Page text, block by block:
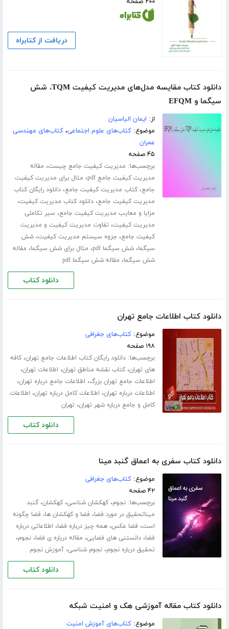
دریافت از کتابراه
دانلود کتاب مقایسه مدل‌های مدیریت کیفیت TQM، شش
سیگما و EFQM
از: ایمان الیاسیان
موضوع:کتاب‌های علوم اجتماعی،کتاب‌های مهندسی
عمران
۴۵ صفحه
برچسب‌ها: مدیریت کیفیت جامع چیست، مقاله
مدیریت کیفیت جامع pdf
، مثال برای مدیریت کیفیت
جامع،کتاب مدیریت کیفیت جامع،دانلود رایگان کتاب
مدیریت کیفیت جامع،دانلود کتاب مدیریت کیفیت،
مزایا و معایب مدیریت کیفیت جامع، سیر تکاملی
مدیریت کیفیت، تفاوت مدیریت کیفیت و مدیریت
کیفیت جامع، جزوه سیستم مدیریت کیفیت،شش
سیگما،شش سیگما pdf ، مثال برای شش سیگما، مقاله
شش سیگما، مقاله شش سیگما pdf
دانلود کتاب
دانلود کتاب اطلاعات جامع تهران
موضوع:کتاب‌های جغرافی
۱۹۸ صفحه
برچسب‌ها:دانلود رایگان کتاب اطلاعات جامع تهران،کافه
های تهران،کتاب نقشه مناطق تهران، اطلاعات تهران،
اطلاعات جامع تهران بزرگ، اطلاعات جامع درباره تهران،
اطلاعات درباره تهران، اطلاعات کامل درباره تهران، اطلاعات
کامل و جامع درباره شهر تهران، تهران
دانلود کتاب
دانلود کتاب سفری به اعماق گنبد مینا
موضوع:کتاب‌های جغرافی
۴۲ صفحه
برچسب‌ها:نجوم،کهکشان شناسی،کهکشان،گنبد
میناتحقیق در مورد فضا، فضا و کهکشان ها، فضا چگونه
است، فضا عکس،همه چیز درباره فضا، اطلاعاتی درباره
فضا،دانستنی های فضایی، مقاله درباره ی فضا،نجوم،
تحقیق درباره نجوم،نجوم شناسی،آموزش نجوم
دانلود کتاب
دانلود کتاب مقاله آموزشی هک و امنیت شبکه
موضوع:کتاب‌های آموزش امنیت